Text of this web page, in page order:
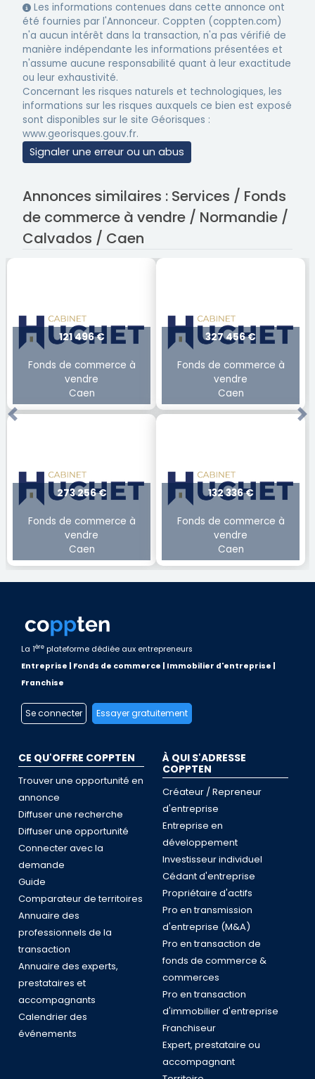
Les informations contenues dans cette annonce ont
été fournies par l'Annonceur. Coppten (coppten.com)
n'a aucun intérêt dans la transaction, n'a pas vérifié de
manière indépendante les informations présentées et
n'assume aucune responsabilité quant à leur exactitude
ou leur exhaustivité.
Concernant les risques naturels et technologiques, les
informations sur les risques auxquels ce bien est exposé
sont disponibles sur le site Géorisques :
www.georisques.gouv.fr.
Signaler une erreur ou un abus
Annonces similaires : Services / Fonds
de commerce à vendre / Normandie /
Calvados / Caen
121 496 €
Fonds de commerce à
vendre
Caen
327 456 €
Fonds de commerce à
vendre
Caen
273 256 €
Fonds de commerce à
vendre
Caen
132 336 €
Fonds de commerce à
vendre
Caen
Previous
La 1ère plateforme dédiée aux entrepreneurs
Entreprise | Fonds de commerce | Immobilier d'entreprise |
Franchise
Se connecter Essayer gratuitement
CE QU'OFFRE COPPTEN
Trouver une opportunité en
annonce
Diffuser une recherche
Diffuser une opportunité
Connecter avec la
demande
Guide
Comparateur de territoires
Annuaire des
professionnels de la
transaction
Annuaire des experts,
prestataires et
accompagnants
Calendrier des
événements
À QUI S'ADRESSE
COPPTEN
Créateur / Repreneur
d'entreprise
Entreprise en
développement
Investisseur individuel
Cédant d'entreprise
Propriétaire d'actifs
Pro en transmission
d'entreprise (M&A)
Pro en transaction de
fonds de commerce &
commerces
Pro en transaction
d'immobilier d'entreprise
Franchiseur
Expert, prestataire ou
accompagnant